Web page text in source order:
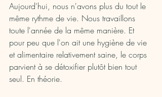
Aujourd'hui, nous n'avons plus du tout le
même rythme de vie. Nous travaillons
toute l'année de la même manière. Et
pour peu que l'on ait une hygiène de vie
et alimentaire relativement saine, le corps
parvient à se détoxifier plutôt bien tout
seul. En théorie.